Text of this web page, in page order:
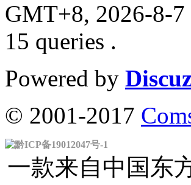
GMT+8, 2026-8-7
15 queries .
Powered by
© 2001-2017
黔ICP备19012047号-1
一款来自中国东